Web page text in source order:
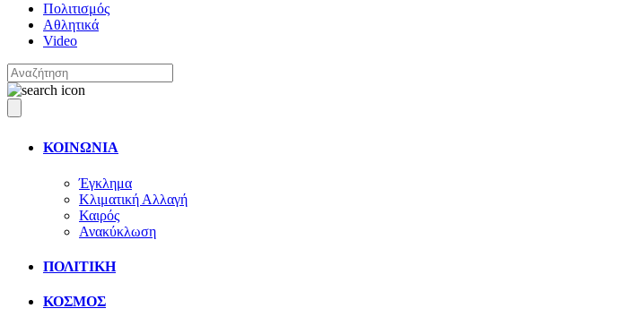
Πολιτισμός
Αθλητικά
Video
ΚΟΙΝΩΝΙΑ
Έγκλημα
Κλιματική Αλλαγή
Καιρός
Ανακύκλωση
ΠΟΛΙΤΙΚΗ
ΚΟΣΜΟΣ